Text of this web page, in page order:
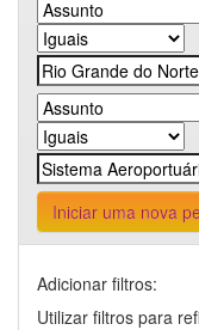
Iniciar uma nova
Adicionar filtros:
Utilizar filtros para